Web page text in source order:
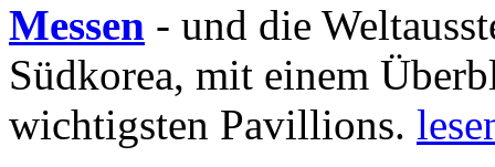
Messen - und die
Südkorea, mit einem
wichtigsten Pavillions.